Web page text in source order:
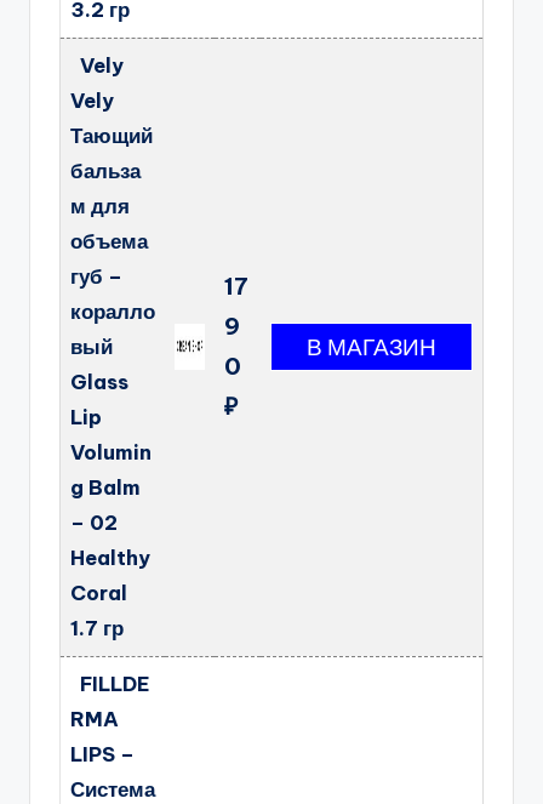
3.2 гр
Vely
Vely
Тающий
бальза
м для
объема
губ –
коралло
вый
Glass
Lip
Volumin
g Balm
– 02
Healthy
Coral
1.7 гр
17
9
0
₽
FILLDE
RMA
LIPS –
Система